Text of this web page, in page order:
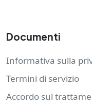
Documenti
Informativa sulla
Termini di servizio
Accordo sul